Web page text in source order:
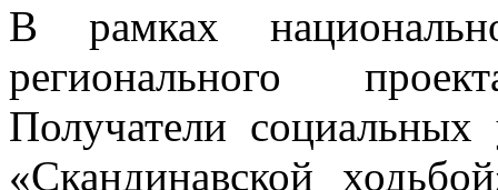
В рамках
регионального
Получатели социальных
«Скандинавской